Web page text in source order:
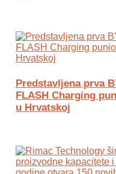
Predstavljena prva
FLASH Charging
u Hrvatskoj